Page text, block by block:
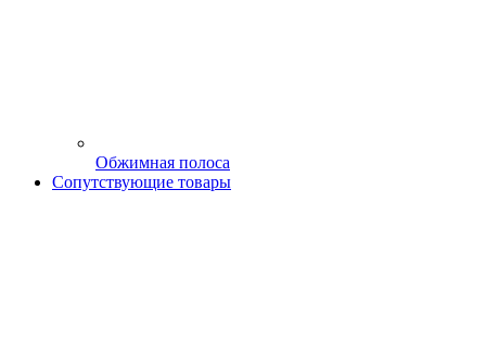
Обжимная полоса
Сопутствующие товары